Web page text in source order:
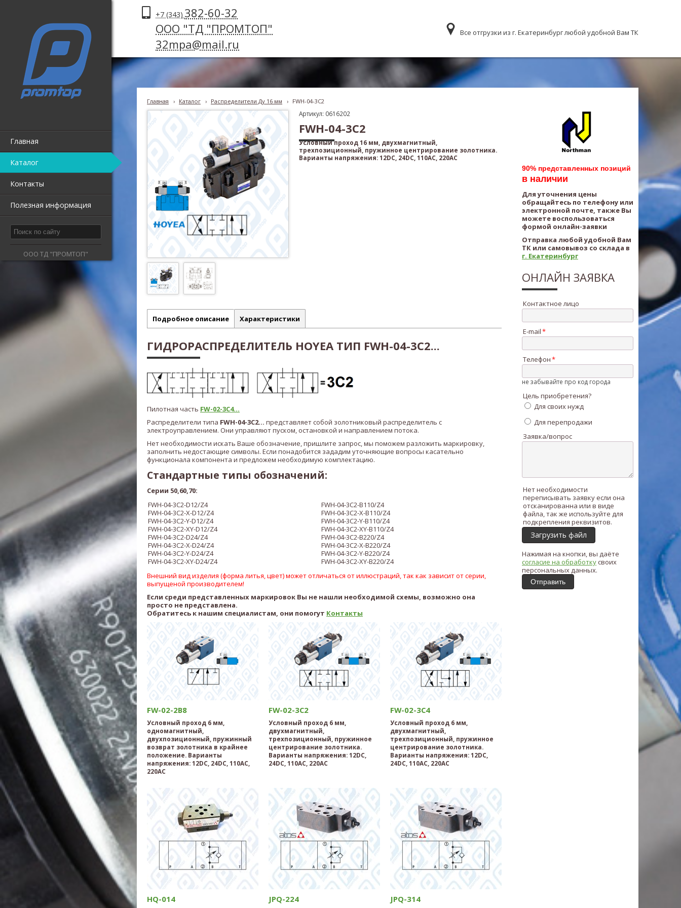
Главная
Каталог
Контакты
Полезная информация
ООО ТД "ПРОМТОП"
+7 (343) 382-60-32
ООО "ТД "ПРОМТОП"
32mpa@mail.ru
Все отгрузки из г. Екатеринбург любой удобной Вам ТК
Главная › Каталог › Распределители Ду 16 мм › FWH-04-3C2
Артикул: 0616202
FWH-04-3C2
Условный проход 16 мм, двухмагнитный,
трехпозиционный, пружинное центрирование золотника.
Варианты напряжения: 12DC, 24DC, 110AC, 220AC
Подробное описание Характеристики
ГИДРОРАСПРЕДЕЛИТЕЛЬ HOYEA ТИП FWH-04-3C2...
Пилотная часть FW-02-3C4...
Распределители типа FWH-04-3C2... представляет собой золотниковый распределитель с
электроуправлением. Они управляют пуском, остановкой и направлением потока.
Нет необходимости искать Ваше обозначение, пришлите запрос, мы поможем разложить маркировку,
заполнить недостающие символы. Если понадобится зададим уточняющие вопросы касательно
функционала компонента и предложем необходимую комплектацию.
Стандартные типы обозначений:
Серии 50,60,70:
FWH-04-3C2-D12/Z4
FWH-04-3C2-X-D12/Z4
FWH-04-3C2-Y-D12/Z4
FWH-04-3C2-XY-D12/Z4
FWH-04-3C2-D24/Z4
FWH-04-3C2-X-D24/Z4
FWH-04-3C2-Y-D24/Z4
FWH-04-3C2-XY-D24/Z4
FWH-04-3C2-B110/Z4
FWH-04-3C2-X-B110/Z4
FWH-04-3C2-Y-B110/Z4
FWH-04-3C2-XY-B110/Z4
FWH-04-3C2-B220/Z4
FWH-04-3C2-X-B220/Z4
FWH-04-3C2-Y-B220/Z4
FWH-04-3C2-XY-B220/Z4
Внешний вид изделия (форма литья, цвет) может отличаться от иллюстраций, так как зависит от серии,
выпущеной производителем!
Если среди представленных маркировок Вы не нашли необходимой схемы, возможно она
просто не представлена.
Обратитесь к нашим специалистам, они помогут Контакты
FW-02-2B8
Условный проход 6 мм,
одномагнитный,
двухпозиционный, пружинный
возврат золотника в крайнее
положение. Варианты
напряжения: 12DC, 24DC, 110AC,
220AC
FW-02-3C2
Условный проход 6 мм,
двухмагнитный,
трехпозиционный, пружинное
центрирование золотника.
Варианты напряжения: 12DC,
24DC, 110AC, 220AC
FW-02-3C4
Условный проход 6 мм,
двухмагнитный,
трехпозиционный, пружинное
центрирование золотника.
Варианты напряжения: 12DC,
24DC, 110AC, 220AC
HQ-014 JPQ-224 JPQ-314
90% представленных позиций
в наличии
Для уточнения цены
обращайтесь по телефону или
электронной почте, также Вы
можете воспользоваться
формой онлайн-заявки
Отправка любой удобной Вам
ТК или самовывоз со склада в
г. Екатеринбург
ОНЛАЙН ЗАЯВКА
Контактное лицо
E-mail
Телефон
не забывайте про код города
Цель приобретения?
Для своих нужд
Для перепродажи
Заявка/вопрос
Нет необходимости
переписывать заявку если она
отсканированна или в виде
файла, так же используйте для
подкрепления реквизитов.
Загрузить файл
Нажимая на кнопки, вы даёте
согласие на обработкусвоих
персональных данных.
Отправить